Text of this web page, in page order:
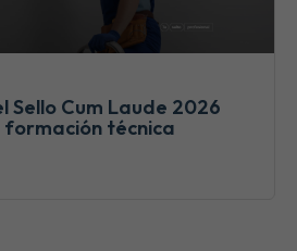
Sello Cum Laude 2026
técnica